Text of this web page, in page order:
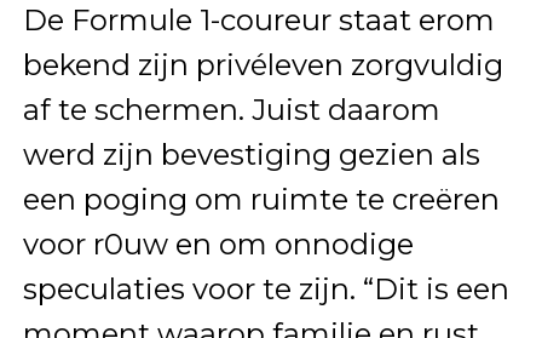
De Formule 1-coureur staat erom
bekend zijn privéleven zorgvuldig
af te schermen. Juist daarom
werd zijn bevestiging gezien als
een poging om ruimte te creëren
voor r0uw en om onnodige
speculaties voor te zijn. “Dit is een